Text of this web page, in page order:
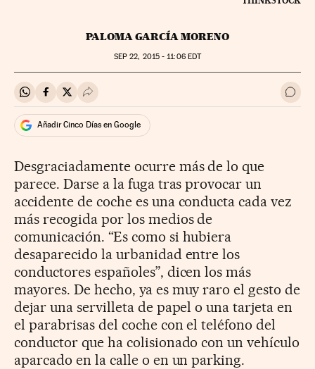
PALOMA GARCÍA MORENO
SEP 22, 2015 - 11:06EDT
Compartir en Whatsapp
Compartir en Facebook
Compartir en Twitter
Desplegar Redes Sociales Ir a
Añadir Cinco Días en Google
Desgraciadamente ocurre más de lo que
parece. Darse a la fuga tras provocar un
accidente de coche es una conducta cada vez
más recogida por los medios de
comunicación. “Es como si hubiera
desaparecido la urbanidad entre los
conductores españoles”, dicen los más
mayores. De hecho, ya es muy raro el gesto de
dejar una servilleta de papel o una tarjeta en
el parabrisas del coche con el teléfono del
conductor que ha colisionado con un vehículo
aparcado en la calle o en un parking.